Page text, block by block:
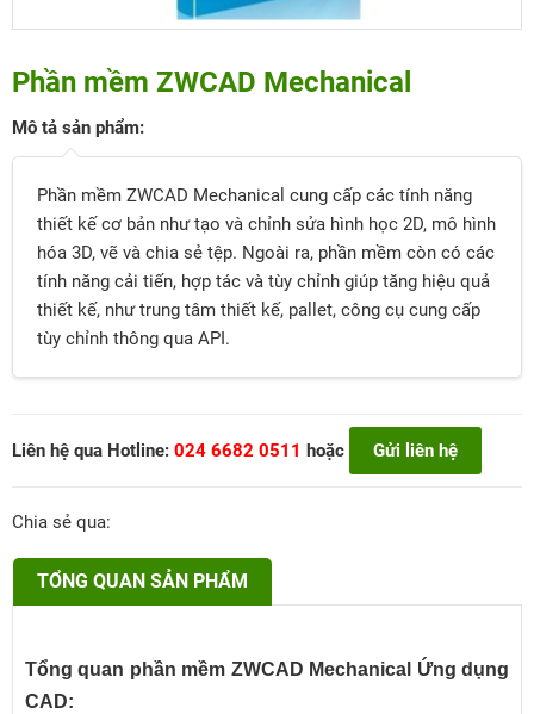
Phần mềm ZWCAD Mechanical
Mô tả sản phẩm:
Phần mềm ZWCAD Mechanical cung cấp các tính năng
thiết kế cơ bản như tạo và chỉnh sửa hình học 2D, mô hình
hóa 3D, vẽ và chia sẻ tệp. Ngoài ra, phần mềm còn có các
tính năng cải tiến, hợp tác và tùy chỉnh giúp tăng hiệu quả
thiết kế, như trung tâm thiết kế, pallet, công cụ cung cấp
tùy chỉnh thông qua API.
Liên hệ qua Hotline: 024 6682 0511 hoặc Gửi liên hệ
Chia sẻ qua:
TỔNG QUAN SẢN PHẨM
Tổng quan phần mềm ZWCAD Mechanical Ứng dụng
CAD: